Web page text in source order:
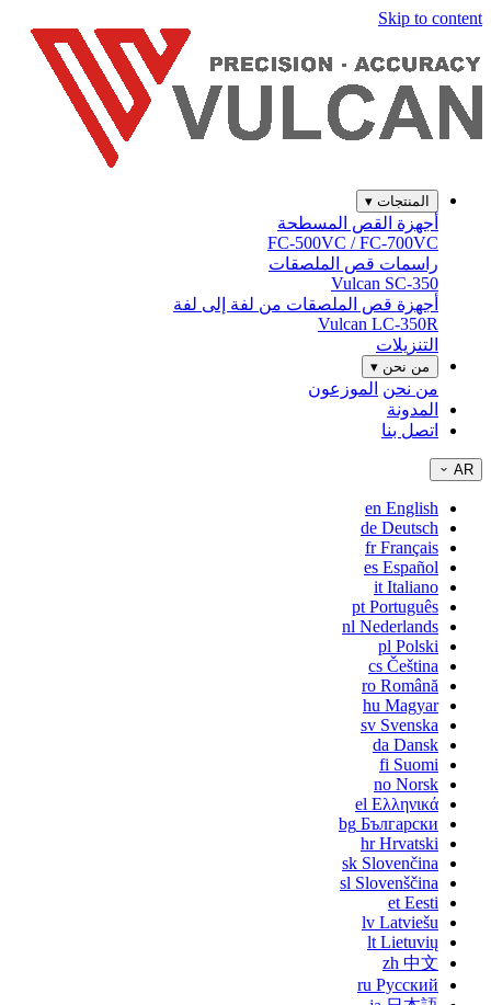
Skip to content
المنتجات ▾
أجهزة القص المسطحة
FC-500VC / FC-700VC
راسمات قص الملصقات
Vulcan SC-350
أجهزة قص الملصقات من لفة إلى لفة
Vulcan LC-350R
التنزيلات
من نحن ▾
من نحن الموزعون
المدونة
اتصل بنا
AR
en English
de Deutsch
frFrançais
es Español
it Italiano
pt Português
nl Nederlands
pl Polski
cs Čeština
ro Română
hu Magyar
sv Svenska
da Dansk
fi Suomi
no Norsk
el Ελληνικά
bg Български
hrHrvatski
sk Slovenčina
sl Slovenščina
et Eesti
lv Latviešu
lt Lietuvių
zh 中文
ru Русский